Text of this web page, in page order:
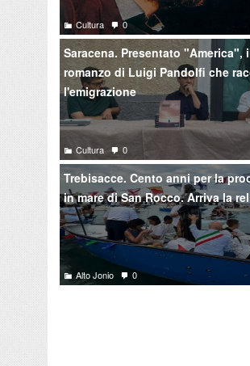
Cultura 0
Saracena. Presentato "America",
romanzo di Luigi Pandolfi che
l'emigrazione
Cultura 0
Trebisacce. Cento anni per la
in mare di San Rocco. Arriva la
Alto Jonio 0